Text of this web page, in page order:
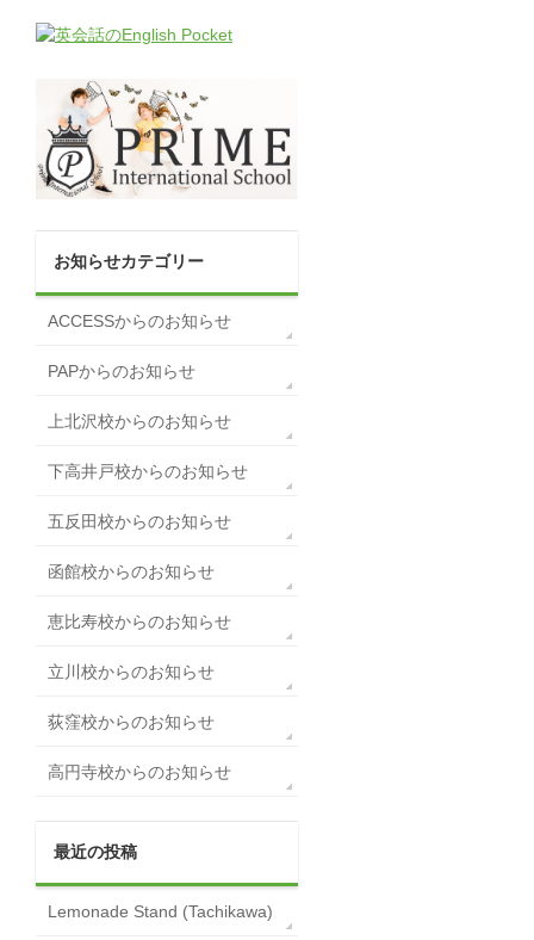
お知らせカテゴリー
ACCESSからのお知らせ
PAPからのお知らせ
上北沢校からのお知らせ
下高井戸校からのお知らせ
五反田校からのお知らせ
函館校からのお知らせ
恵比寿校からのお知らせ
立川校からのお知らせ
荻窪校からのお知らせ
高円寺校からのお知らせ
最近の投稿
Lemonade Stand (Tachikawa)